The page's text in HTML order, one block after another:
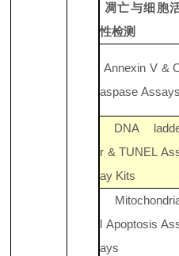
凋亡与细胞
性检测
Annexin V&
aspase Assays
DNA
r & TUNEL
ay Kits
l Apoptosis
ays